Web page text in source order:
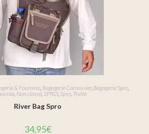
& Fourreau Bagagerie Carnassier, Bagagerie Spro
, Non classé SPRO Spro Truite
River Bag Spro
34,95€